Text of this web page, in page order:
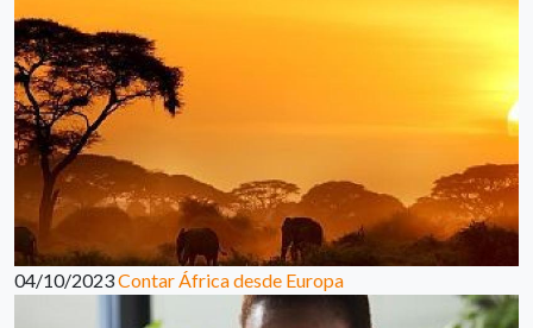
04/10/2023Contar África desde Europa